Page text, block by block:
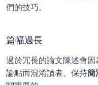
們的技巧。
篇幅過長
過於冗長的論文陳述會
論點而混淆讀者。保持簡